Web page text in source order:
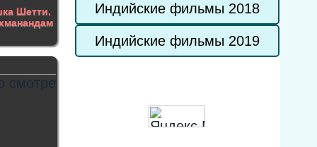
Шетти,
Индийские фильмы 2018
Индийские фильмы 2019